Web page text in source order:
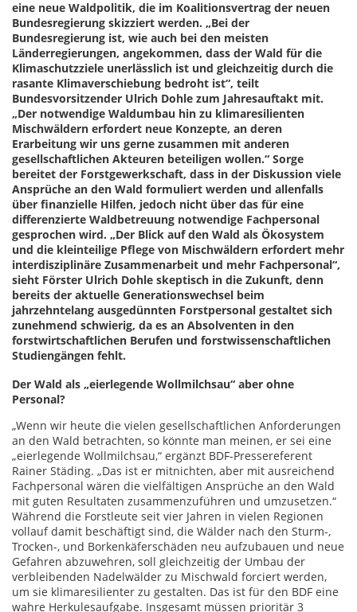
eine neue Waldpolitik, die im Koalitionsvertrag der neuen
Bundesregierung skizziert werden. „Bei der
Bundesregierung ist, wie auch bei den meisten
Länderregierungen, angekommen, dass der Wald für die
Klimaschutzziele unerlässlich ist und gleichzeitig durch die
rasante Klimaverschiebung bedroht ist“, teilt
Bundesvorsitzender Ulrich Dohle zum Jahresauftakt mit.
„Der notwendige Waldumbau hin zu klimaresilienten
Mischwäldern erfordert neue Konzepte, an deren
Erarbeitung wir uns gerne zusammen mit anderen
gesellschaftlichen Akteuren beteiligen wollen.“ Sorge
bereitet der Forstgewerkschaft, dass in der Diskussion viele
Ansprüche an den Wald formuliert werden und allenfalls
über finanzielle Hilfen, jedoch nicht über das für eine
differenzierte Waldbetreuung notwendige Fachpersonal
gesprochen wird. „Der Blick auf den Wald als Ökosystem
und die kleinteilige Pflege von Mischwäldern erfordert mehr
interdisziplinäre Zusammenarbeit und mehr Fachpersonal“,
sieht Förster Ulrich Dohle skeptisch in die Zukunft, denn
bereits der aktuelle Generationswechsel beim
jahrzehntelang ausgedünnten Forstpersonal gestaltet sich
zunehmend schwierig, da es an Absolventen in den
forstwirtschaftlichen Berufen und forstwissenschaftlichen
Studiengängen fehlt.
Der Wald als „eierlegende Wollmilchsau“ aber ohne
Personal?
„Wenn wir heute die vielen gesellschaftlichen Anforderungen
an den Wald betrachten, so könnte man meinen, er sei eine
„eierlegende Wollmilchsau,“ ergänzt BDF-Pressereferent
Rainer Städing. „Das ist er mitnichten, aber mit ausreichend
Fachpersonal wären die vielfältigen Ansprüche an den Wald
mit guten Resultaten zusammenzuführen und umzusetzen.“
Während die Forstleute seit vier Jahren in vielen Regionen
vollauf damit beschäftigt sind, die Wälder nach den Sturm-,
Trocken-, und Borkenkäferschäden neu aufzubauen und neue
Gefahren abzuwehren, soll gleichzeitig der Umbau der
verbleibenden Nadelwälder zu Mischwald forciert werden,
um sie klimaresilienter zu gestalten. Das ist für den BDF eine
wahre Herkulesaufgabe. Insgesamt müssen prioritär 3